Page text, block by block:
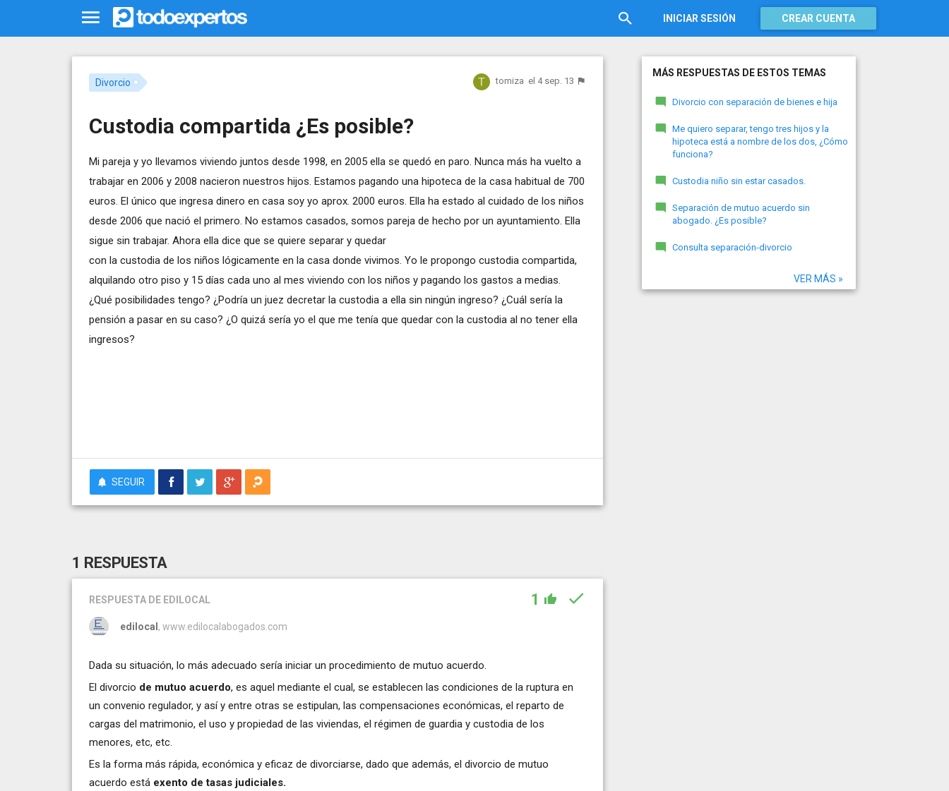
INICIAR SESIÓN CREAR CUENTA
Divorcio tomiza el 4 sep. 13
Custodia compartida ¿Es posible?
Mi pareja y yo llevamos viviendo juntos desde 1998, en 2005 ella se quedó en paro. Nunca más ha vuelto a
trabajar en 2006 y 2008 nacieron nuestros hijos. Estamos pagando una hipoteca de la casa habitual de 700
euros. El único que ingresa dinero en casa soy yo aprox. 2000 euros. Ella ha estado al cuidado de los niños
desde 2006 que nació el primero. No estamos casados, somos pareja de hecho por un ayuntamiento. Ella
sigue sin trabajar. Ahora ella dice que se quiere separar y quedar
con la custodia de los niños lógicamente en la casa donde vivimos. Yo le propongo custodia compartida,
alquilando otro piso y 15 días cada uno al mes viviendo con los niños y pagando los gastos a medias.
¿Qué posibilidades tengo? ¿Podría un juez decretar la custodia a ella sin ningún ingreso? ¿Cuál sería la
pensión a pasar en su caso? ¿O quizá sería yo el que me tenía que quedar con la custodia al no tener ella
ingresos?
SEGUIR
1 RESPUESTA
RESPUESTA DE EDILOCAL 1
edilocal , www.edilocalabogados.com
Dada su situación, lo más adecuado sería iniciar un procedimiento de mutuo acuerdo.
El divorcio de mutuo acuerdo, es aquel mediante el cual, se establecen las condiciones de la ruptura en
un convenio regulador, y así y entre otras se estipulan, las compensaciones económicas, el reparto de
cargas del matrimonio, el uso y propiedad de las viviendas, el régimen de guardia y custodia de los
menores, etc, etc.
Es la forma más rápida, económica y eficaz de divorciarse, dado que además, el divorcio de mutuo
acuerdo está exento de tasas judiciales.
MÁS RESPUESTAS DE ESTOS TEMAS
Divorcio con separación de bienes e hija
Me quiero separar, tengo tres hijos y la
hipoteca está a nombre de los dos, ¿Cómo
funciona?
Custodia niño sin estar casados.
Separación de mutuo acuerdo sin
abogado. ¿Es posible?
Consulta separación-divorcio
VER MÁS »